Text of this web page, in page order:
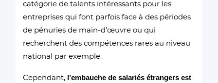
catégorie de talents intéressants pour les
entreprises qui font parfois face à des périodes
de pénuries de main-d'œuvre ou qui
recherchent des compétences rares au niveau
national par exemple.
Cependant, l’embauche de salariés étrangers est